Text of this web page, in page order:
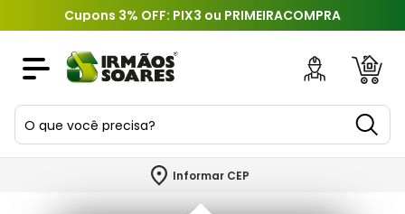
Cupons 3% OFF: PIX3 ou PRIMEIRACOMPRA
O que você precisa?
TERMOS MAIS BUSCADOSInformar CEP